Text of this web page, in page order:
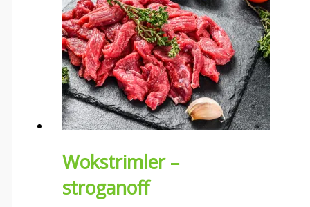
Wokstrimler –
stroganoff